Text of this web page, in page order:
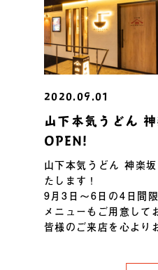
2020.09.01
山下本気うどん
OPEN!
山下本気うどん 神楽
たします！
9月3日〜6日の4日間
メニューもご用意して
皆様のご来店を心より